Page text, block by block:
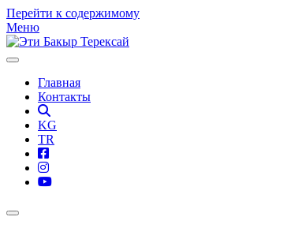
Перейти к содержимому
Меню
Главная
Контакты
KG
TR